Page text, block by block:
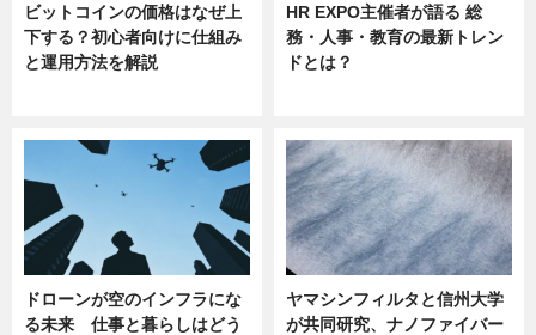
ビットコインの価格はなぜ上
下する？初心者向けに仕組み
と運用方法を解説
HR EXPO主催者が語る 総
務・人事・教育の最新トレン
ドとは？
ドローンが空のインフラにな
る未来 仕事と暮らしはどう
ヤマシンフィルタと信州大学
が共同研究、ナノファイバー